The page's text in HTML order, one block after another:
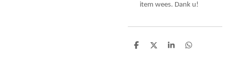
item wees. Dank u!
D
D
S
D